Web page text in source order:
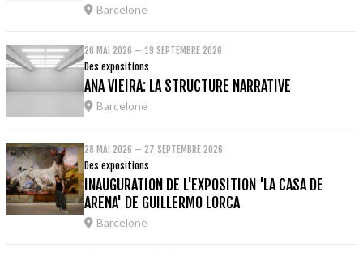
Barcelone
26 MAI 2026 – 19 SEPTEMBRE 2026
Des expositions
ANA VIEIRA: LA STRUCTURE NARRATIVE
Barcelone
28 MAI 2026 – 27 SEPTEMBRE 2026
Des expositions
INAUGURATION DE L'EXPOSITION 'LA CASA DE
ARENA' DE GUILLERMO LORCA
Barcelone